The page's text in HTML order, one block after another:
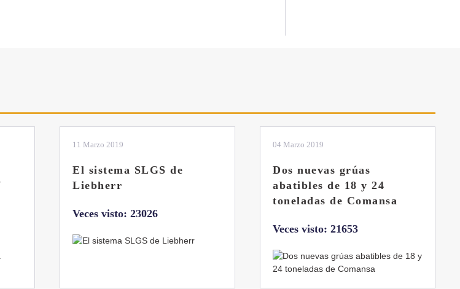
04 Marzo 2019
Dos nuevas grúas
abatibles de 18 y 24
01 Febrero 2019
La botella aún no está
llena